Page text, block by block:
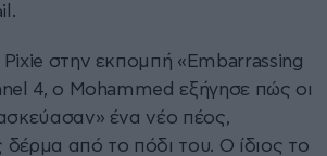
στην εκπομπή «Embarrassing
4, ο Mohammed εξήγησε πώς οι
ένα νέο πέος,
δέρμα από το πόδι του. Ο ίδιος το